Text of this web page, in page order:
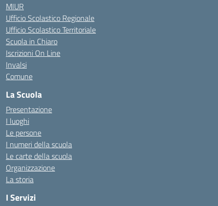
MIUR
Ufficio Scolastico Regionale
Ufficio Scolastico Territoriale
Scuola in Chiaro
Iscrizioni On Line
Invalsi
Comune
La Scuola
Presentazione
I luoghi
Le persone
I numeri della scuola
Le carte della scuola
Organizzazione
La storia
I Servizi